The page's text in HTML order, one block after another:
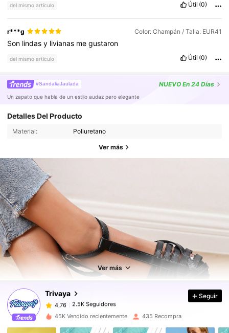
del mismo artículo Útil (0)
r***g Color: Champán / Talla: EUR41
Son lindasy livianas megustaron
del mismo artículo Útil (0)
#SandaliaJaulada NUEVO En 24 Días
Un zapato que habla de un estilo audaz pero elegante
Detalles Del Producto
Material: Poliuretano
Ver más
Ver más
Trivaya
2.5K Seguidores
4,76 2.5K Seguidores
4,76
2.5K Seguidores
f***zpagóHace 1 día
4,76 2.5K Seguidores
Seguir
45K Vendido recientemente 435 Recompra